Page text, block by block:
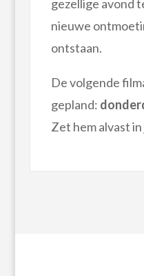
gezellige avond
nieuwe
ontstaan.
De volgende
gepland:
Zet hem alvast